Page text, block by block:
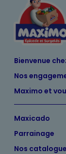
Bienvenue
Nos
Maximo et
Maxicado
Parrainage
Nos